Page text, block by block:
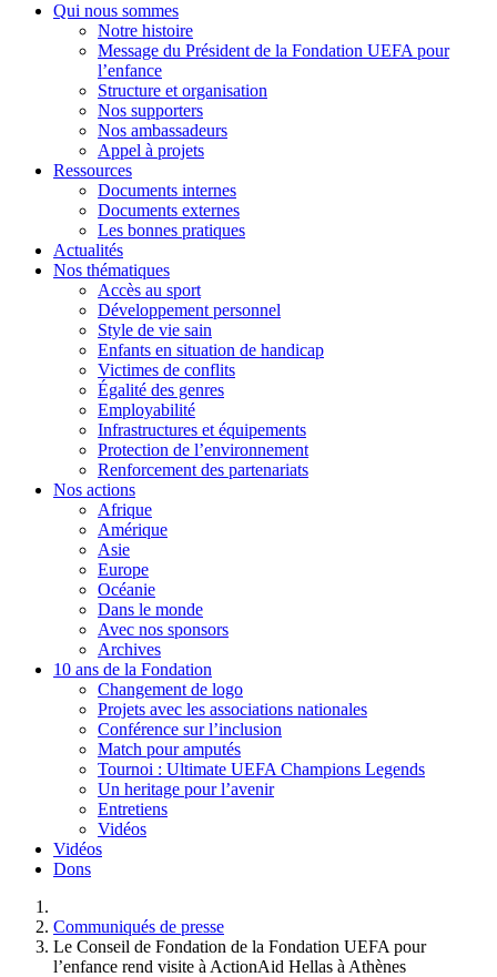
Qui nous sommes
Notre histoire
Message du Président de la Fondation UEFA pour
l’enfance
Structure et organisation
Nos supporters
Nos ambassadeurs
Appel à projets
Ressources
Documents internes
Documents externes
Les bonnes pratiques
Actualités
Nos thématiques
Accès au sport
Développement personnel
Style de vie sain
Enfants en situation de handicap
Victimes de conflits
Égalité des genres
Employabilité
Infrastructures et équipements
Protection de l’environnement
Renforcement des partenariats
Nos actions
Afrique
Amérique
Asie
Europe
Océanie
Dans le monde
Avec nos sponsors
Archives
10 ans de la Fondation
Changement de logo
Projets avec les associations nationales
Conférence sur l’inclusion
Match pour amputés
Tournoi : Ultimate UEFA Champions Legends
Un heritage pour l’avenir
Entretiens
Vidéos
Vidéos
Dons
Vous êtes ici :
Communiqués de presse
Le Conseil de Fondation de la Fondation UEFA pour
l’enfance rend visite à ActionAid Hellas à Athènes